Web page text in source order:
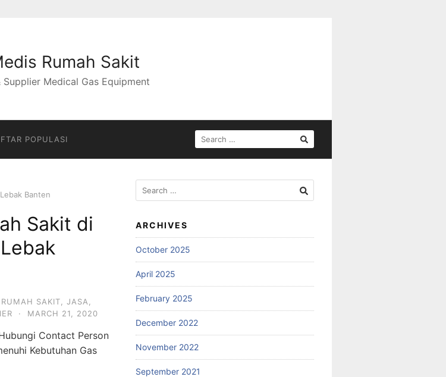
Rumah Sakit
Supplier Medical Gas Equipment
POPULASI
SEARCH
FOR:
Banten
Sakit di
SAKIT JASA
· MARCH 21, 2020
Contact Person
Kebutuhan Gas
Search
for:
ARCHIVES
October 2025
April 2025
February 2025
December 2022
November 2022
September 2021